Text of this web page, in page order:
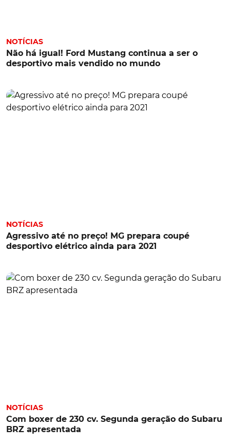
NOTÍCIAS
Não há igual! Ford Mustang continua a ser o
desportivo mais vendido no mundo
NOTÍCIAS
Agressivo até no preço! MG prepara coupé
desportivo elétrico ainda para 2021
NOTÍCIAS
Com boxer de 230 cv. Segunda geração do Subaru
BRZ apresentada